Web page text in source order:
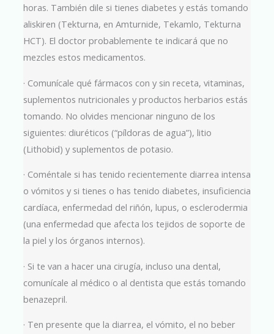
horas. También dile si tienes diabetes y estás tomando
aliskiren (Tekturna, en Amturnide, Tekamlo, Tekturna
HCT). El doctor probablemente te indicará que no
mezcles estos medicamentos.
· Comunícale qué fármacos con y sin receta, vitaminas,
suplementos nutricionales y productos herbarios estás
tomando. No olvides mencionar ninguno de los
siguientes: diuréticos (“píldoras de agua”), litio
(Lithobid) y suplementos de potasio.
· Coméntale si has tenido recientemente diarrea intensa
o vómitos y si tienes o has tenido diabetes, insuficiencia
cardíaca, enfermedad del riñón, lupus, o esclerodermia
(una enfermedad que afecta los tejidos de soporte de
la piel y los órganos internos).
· Si te van a hacer una cirugía, incluso una dental,
comunícale al médico o al dentista que estás tomando
benazepril.
· Ten presente que la diarrea, el vómito, el no beber